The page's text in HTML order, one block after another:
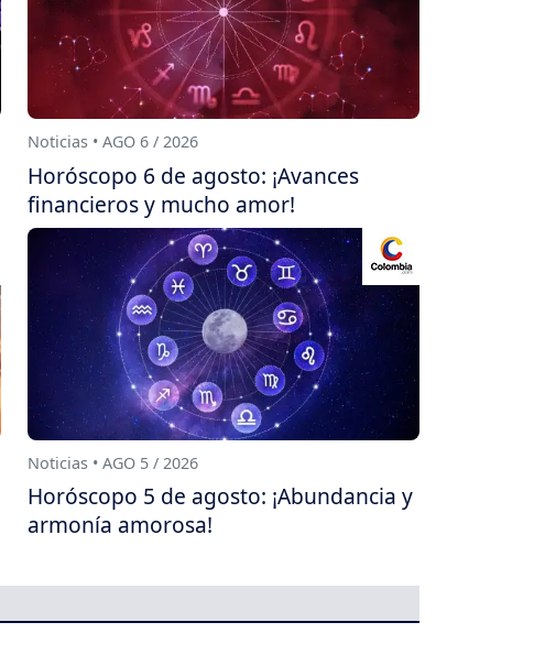
Noticias • AGO 6 / 2026
Horóscopo 6 de agosto: ¡Avances
financieros y mucho amor!
Noticias • AGO 5 / 2026
Horóscopo 5 de agosto: ¡Abundancia y
armonía amorosa!